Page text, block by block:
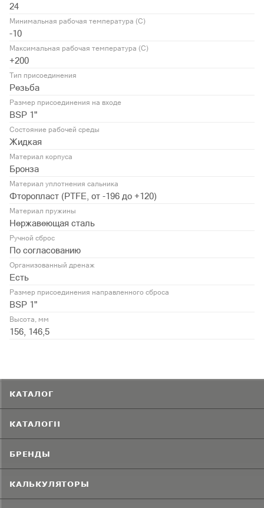
24
Минимальная рабочая температура (С)
-10
Максимальная рабочая температура (С)
+200
Тип присоединения
Резьба
Размер присоединения на входе
BSP 1"
Состояние рабочей среды
Жидкая
Материал корпуса
Бронза
Материал уплотнения сальника
Фторопласт (PTFE, от -196 до +120)
Материал пружины
Нержавеющая сталь
Ручной сброс
По согласованию
Организованный дренаж
Есть
Размер присоединения направленного сброса
BSP 1"
Высота, мм
156, 146,5
КАТАЛОГ
КАТАЛОГИ
БРЕНДЫ
КАЛЬКУЛЯТОРЫ